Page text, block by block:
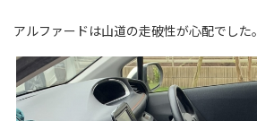
アルファードは山道の走破性が心配でした。